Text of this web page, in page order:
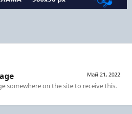
Май 21, 2022
somewhere on the site to receive this.